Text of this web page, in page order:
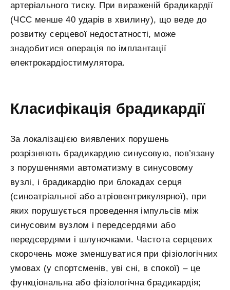
артеріального тиску. При вираженій брадикардії
(ЧСС менше 40 ударів в хвилину), що веде до
розвитку серцевої недостатності, може
знадобитися операція по імплантації
електрокардіостимулятора.
Класифікація брадикардії
За локалізацією виявлених порушень
розрізняють брадикардию синусовую, пов’язану
з порушеннями автоматизму в синусовому
вузлі, і брадикардію при блокадах серця
(синоатріальної або атріовентрикулярної), при
яких порушується проведення імпульсів між
синусовим вузлом і передсердями або
передсердями і шлуночками. Частота серцевих
скорочень може зменшуватися при фізіологічних
умовах (у спортсменів, уві сні, в спокої) – це
функціональна або фізіологічна брадикардія;